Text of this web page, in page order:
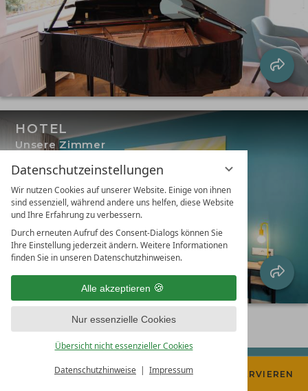
Datenschutzeinstellungen
Wir nutzen Cookies auf unserer Website. Einige von ihnen
sind essenziell, während andere uns helfen, diese Website
und Ihre Erfahrung zu verbessern.
Durch erneuten Aufruf des Consent-Dialogs können Sie
Ihre Einstellung jederzeit ändern. Weitere Informationen
finden Sie in unseren Datenschutzhinweisen.
Alle akzeptieren
Nur essenzielle Cookies
Übersicht nicht essenzieller Cookies
Datenschutzhinweise Impressum
ZIMMER SUCHEN TISCH RESERVIEREN
HOTEL
Unsere Zimmer
Hotel, Café & Restaurant Mühlenglück